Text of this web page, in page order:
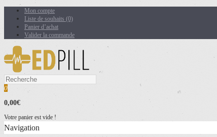
Mon compte
Liste de souhaits (0)
Panier d’achat
Valider la commande
0
0,00€
Votre panier est vide !
Navigation